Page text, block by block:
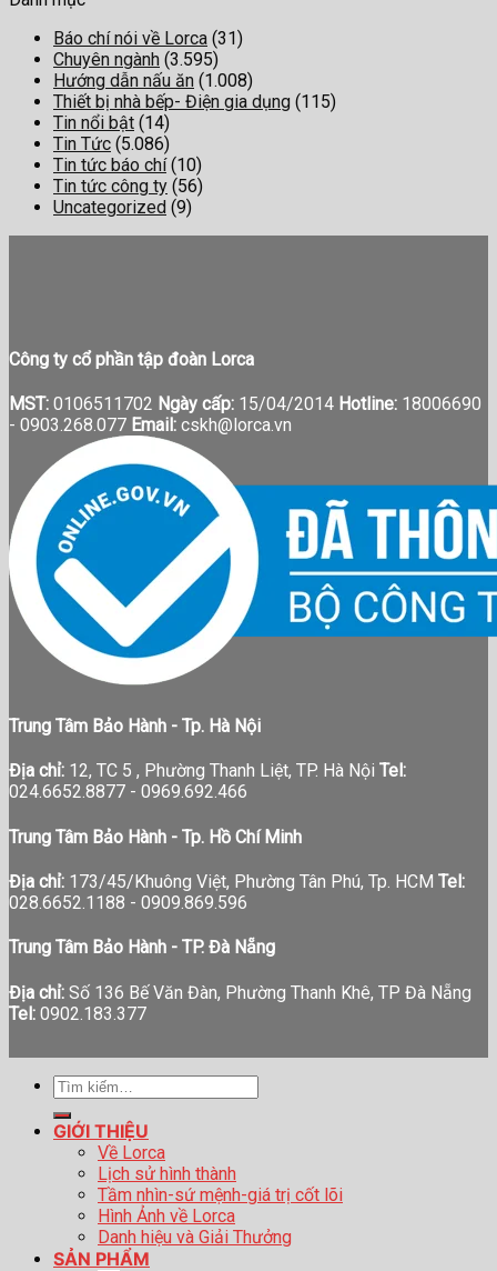
Báo chí nói về Lorca (31)
Chuyên ngành (3.595)
Hướng dẫn nấu ăn (1.008)
Thiết bị nhà bếp- Điện gia dụng (115)
Tin nổi bật (14)
Tin Tức (5.086)
Tin tức báo chí(10)
Tin tức công ty (56)
Uncategorized (9)
Công ty cổ phần tập đoàn Lorca
MST: 0106511702 Ngày cấp: 15/04/2014 Hotline: 18006690
- 0903.268.077 Email: cskh@lorca.vn
Trung Tâm Bảo Hành - Tp. Hà Nội
Địa chỉ: 12, TC 5 , Phường Thanh Liệt, TP. Hà Nội Tel:
024.6652.8877 - 0969.692.466
Trung Tâm Bảo Hành - Tp. Hồ Chí Minh
Địa chỉ: 173/45/Khuông Việt, Phường Tân Phú, Tp. HCM Tel:
028.6652.1188 - 0909.869.596
Trung Tâm Bảo Hành - TP. Đà Nẵng
Địa chỉ: Số 136 Bế Văn Đàn, Phường Thanh Khê, TP Đà Nẵng
Tel: 0902.183.377
Tìm
kiếm:
GIỚI THIỆU
Về Lorca
Lịch sử hình thành
Tầm nhìn-sứ mệnh-giá trị cốt lõi
Hình Ảnh về Lorca
Danh hiệu và Giải Thưởng
SẢN PHẨM